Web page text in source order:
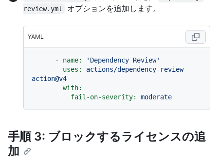
review.yml
オプションを追加します。
YAML
- name:
'Dependency Review'
uses:
actions/dependency-review-
action@v4
with:
fail-on-severity:
moderate
手順 3: ブロックするライセンスの追
加